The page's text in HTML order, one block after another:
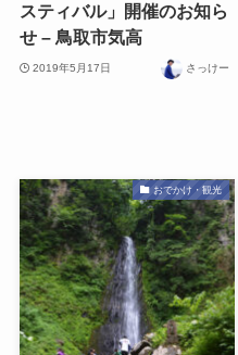
スティバル」開催のお知ら
せ – 鳥取市気高
2019年5月17日 さっけー
おでかけ・観光